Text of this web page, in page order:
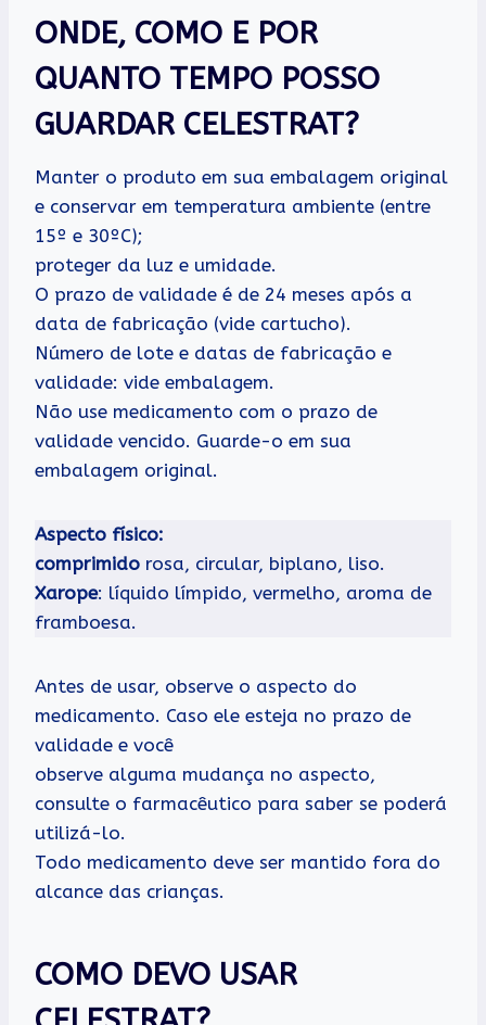
ONDE, COMO E POR
QUANTO TEMPO POSSO
GUARDAR CELESTRAT?
Manter o produto em sua embalagem original
e conservar em temperatura ambiente (entre
15º e 30ºC);
proteger da luz e umidade.
O prazo de validade é de 24 meses após a
data de fabricação (vide cartucho).
Número de lote e datas de fabricação e
validade: vide embalagem.
Não use medicamento com o prazo de
validade vencido. Guarde-o em sua
embalagem original.
Aspecto físico:
comprimido rosa, circular, biplano, liso.
Xarope: líquido límpido, vermelho, aroma de
framboesa.
Antes de usar, observe o aspecto do
medicamento. Caso ele esteja no prazo de
validade e você
observe alguma mudança no aspecto,
consulte o farmacêutico para saber se poderá
utilizá-lo.
Todo medicamento deve ser mantido fora do
alcance das crianças.
COMO DEVO USAR